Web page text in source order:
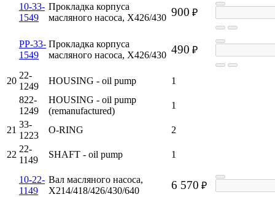
10-33-
1549
Прокладка корпуса
масляного насоса, X426/430 900 ₽
PP-33-
1549
Прокладка корпуса
масляного насоса, X426/430 490 ₽
20
22-
1249
HOUSING - oil pump
1
822-
1249
HOUSING - oil pump
(remanufactured)
1
21
33-
1223
O-RING 2
22
22-
1149
SHAFT - oil pump 1
10-22-
1149
Вал масляного насоса,
X214/418/426/430/640
6 570 ₽